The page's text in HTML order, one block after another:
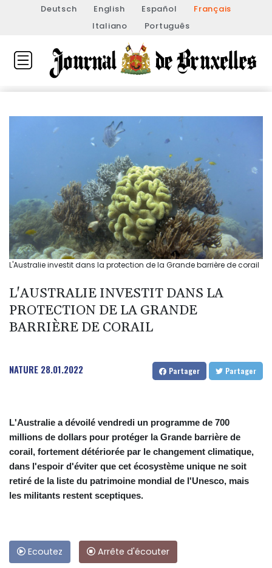
Deutsch English Español
Français
Italiano
Português
L'Australie investit dans la protection de la Grande barrière de corail
L'AUSTRALIE INVESTIT DANS LA
PROTECTION DE LA GRANDE
BARRIÈRE DE CORAIL
NATURE 28.01.2022 Partager Partager
L'Australie a dévoilé vendredi un programme de 700
millions de dollars pour protéger la Grande barrière de
corail, fortement détériorée par le changement climatique,
dans l'espoir d'éviter que cet écosystème unique ne soit
retiré de la liste du patrimoine mondial de l'Unesco, mais
les militants restent sceptiques.
Ecoutez Arrête d'écouter